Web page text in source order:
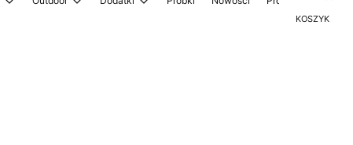
KOSZYK